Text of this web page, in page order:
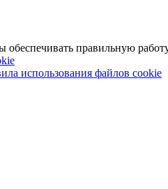
правильную
использования файлов cookie